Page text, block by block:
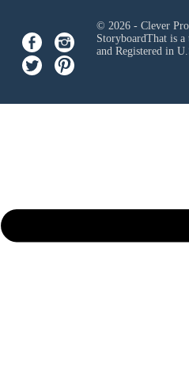
© 2026 - Clever
StoryboardThat is
and Registered in